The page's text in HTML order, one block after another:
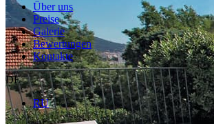
Über uns
Preise
Galerie
Bewertungen
Kontakte
DE
RU